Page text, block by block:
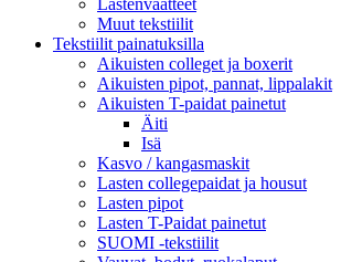
Lastenvaatteet
Muut tekstiilit
Tekstiilit painatuksilla
Aikuisten colleget ja boxerit
Aikuisten pipot, pannat, lippalakit
Aikuisten T-paidat painetut
Äiti
Isä
Kasvo / kangasmaskit
Lasten collegepaidat ja housut
Lasten pipot
Lasten T-Paidat painetut
SUOMI -tekstiilit